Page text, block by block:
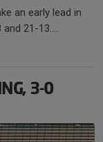
an early lead in
21-13....
3-0